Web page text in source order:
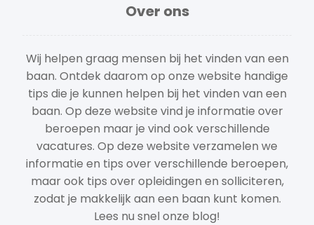
Over ons
Wij helpen graag mensen bij het vinden van een
baan. Ontdek daarom op onze website handige
tips die je kunnen helpen bij het vinden van een
baan. Op deze website vind je informatie over
beroepen maar je vind ook verschillende
vacatures. Op deze website verzamelen we
informatie en tips over verschillende beroepen,
maar ook tips over opleidingen en solliciteren,
zodat je makkelijk aan een baan kunt komen.
Lees nu snel onze blog!